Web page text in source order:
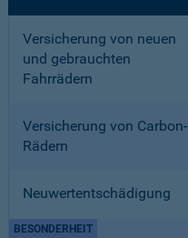
Versicherung von neuen
und gebrauchten
Fahrrädern
Versicherung von Carbon-
Rädern
Neuwertentschädigung
BESONDERHEIT